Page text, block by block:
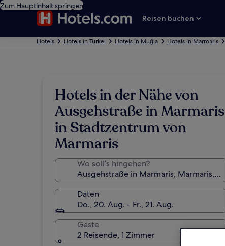
Zum Hauptinhalt springen
Reisen buchen
Hotels Hotels in Türkei Hotels in Muğla Hotels in Marmaris
Hotels in der Nähe von
Ausgehstraße in Marmaris
in Stadtzentrum von
Marmaris
Wo soll’s hingehen?
Daten
Do., 20. Aug. - Fr., 21. Aug.
Gäste
2 Reisende, 1 Zimmer